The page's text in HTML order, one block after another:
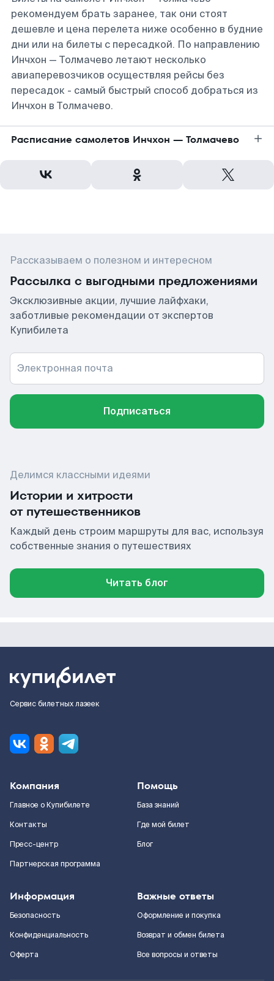
рекомендуем брать заранее, так они стоят
дешевле и цена перелета ниже особенно в будние
дни или на билеты с пересадкой. По направлению
Инчхон — Толмачево летают несколько
авиаперевозчиков осуществляя рейсы без
пересадок - самый быстрый способ добраться из
Инчхон в Толмачево.
Расписание самолетов Инчхон — Толмачево
Рассказываем о полезном и интересном
Рассылка с выгодными предложениями
Эксклюзивные акции, лучшие лайфхаки,
заботливые рекомендации от экспертов
Купибилета
Электронная почта
Подписаться
Делимся классными идеями
Истории и хитрости
от путешественников
Каждый день строим маршруты для вас, используя
собственные знания о путешествиях
Читать блог
Сервис билетных лазеек
Компания
Главное о Купибилете
Контакты
Пресс-центр
Партнерская программа
Помощь
База знаний
Где мой билет
Блог
Информация
Безопасность
Конфиденциальность
Оферта
Важные ответы
Оформление и покупка
Возврат и обмен билета
Все вопросы и ответы